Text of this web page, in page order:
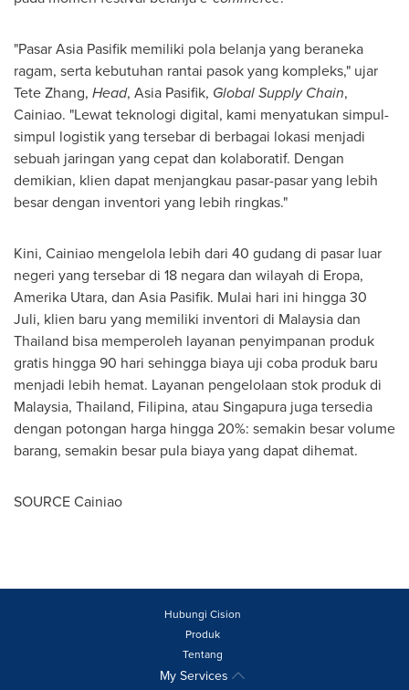
"Pasar Asia Pasifik memiliki pola belanja yang beraneka
ragam, serta kebutuhan rantai pasok yang kompleks," ujar
Tete Zhang, Head, Asia Pasifik, Global Supply Chain,
Cainiao. "Lewat teknologi digital, kami menyatukan simpul-
simpul logistik yang tersebar di berbagai lokasi menjadi
sebuah jaringan yang cepat dan kolaboratif. Dengan
demikian, klien dapat menjangkau pasar-pasar yang lebih
besar dengan inventori yang lebih ringkas."
Kini, Cainiao mengelola lebih dari 40 gudang di pasar luar
negeri yang tersebar di 18 negara dan wilayah di Eropa,
Amerika Utara, dan Asia Pasifik. Mulai hari ini hingga 30
Juli, klien baru yang memiliki inventori di Malaysiadan
Thailand bisa memperoleh layanan penyimpanan produk
gratis hingga 90 hari sehingga biaya uji coba produk baru
menjadi lebih hemat. Layanan pengelolaan stok produk di
Malaysia, Thailand, Filipina, atau Singapura juga tersedia
dengan potongan harga hingga 20%: semakin besar volume
barang, semakin besar pula biaya yang dapat dihemat.
SOURCE Cainiao
Hubungi Cision
Produk
Tentang
My Services